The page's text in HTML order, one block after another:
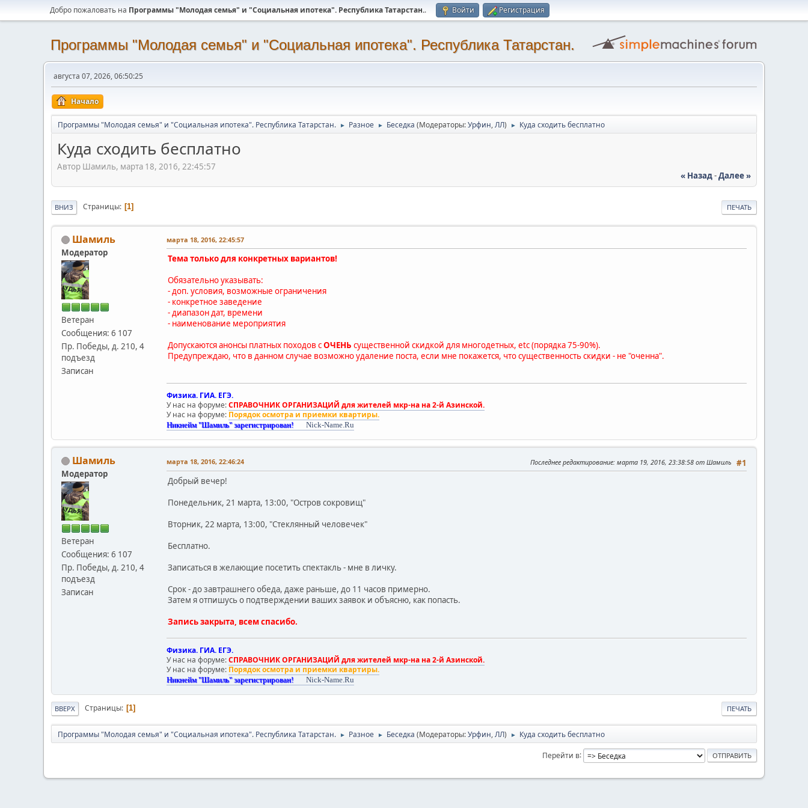
Добро пожаловать на Программы "Молодая семья" и "Социальная ипотека". Республика Татарстан.. Войти Регистрация
Программы "Молодая семья" и "Социальная ипотека". Республика Татарстан.
августа 07, 2026, 06:50:25
Начало
Программы "Молодая семья" и "Социальная ипотека". Республика Татарстан. ► Разное ► Беседка (Модераторы:Урфин,ЛЛ) ► Куда сходить бесплатно
Куда сходить бесплатно
Автор Шамиль, марта 18, 2016, 22:45:57
« Назад-Далее »
ПЕЧАТЬ
ВНИЗ Страницы 1
Шамиль
Модератор
Ветеран
Сообщения: 6 107
Пр. Победы, д. 210, 4
подъезд
Записан
марта 18, 2016, 22:45:57
Тема только для конкретных вариантов!
Обязательно указывать:
- доп. условия, возможные ограничения
- конкретное заведение
- диапазон дат, времени
- наименование мероприятия
Допускаются анонсы платных походов сОЧЕНЬ существенной скидкой для многодетных, etc (порядка 75-90%).
Предупреждаю, что в данном случае возможно удаление поста, если мне покажется, что существенность скидки - не "оченна".
Физика. ГИА. ЕГЭ.
У нас на форуме:СПРАВОЧНИК ОРГАНИЗАЦИЙ для жителей мкр-на на 2-й Азинской.
У нас на форуме: Порядок осмотра и приемки квартиры.
Никнейм "Шамиль" зарегистрирован! Nick-Name.Ru
Шамиль
Модератор
Ветеран
Сообщения: 6 107
Пр. Победы, д. 210, 4
подъезд
Записан
#1
марта 18, 2016, 22:46:24 Последнее редактирование: марта 19, 2016, 23:38:58 от Шамиль
Добрый вечер!
Понедельник, 21 марта, 13:00, "Остров сокровищ"
Вторник, 22 марта, 13:00, "Стеклянный человечек"
Бесплатно.
Записаться в желающие посетить спектакль - мне в личку.
Срок - до завтрашнего обеда, даже раньше, до 11 часов примерно.
Затем я отпишусь о подтверждении ваших заявок и объясню, как попасть.
Запись закрыта, всем спасибо.
Физика. ГИА. ЕГЭ.
У нас на форуме:СПРАВОЧНИК ОРГАНИЗАЦИЙ для жителей мкр-на на 2-й Азинской.
У нас на форуме: Порядок осмотра и приемки квартиры.
Никнейм "Шамиль" зарегистрирован! Nick-Name.Ru
ПЕЧАТЬ
ВВЕРХ Страницы 1
Программы "Молодая семья" и "Социальная ипотека". Республика Татарстан. ► Разное ► Беседка (Модераторы:Урфин,ЛЛ) ► Куда сходить бесплатно
Перейти в